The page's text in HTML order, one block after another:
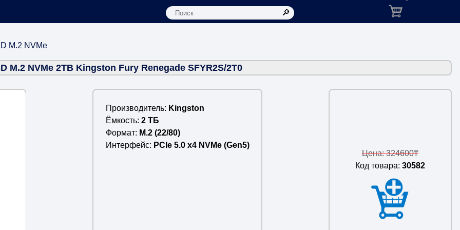
Корзина: товаров в
M.2 NVMe
M.2 NVMe 2TB Kingston Fury Renegade SFYR2S/2T0
Производитель
Kingston
Ёмкость 2 ТБ
Формат
M.2 (22/80)
Интерфейс
PCIe 5.0 x4 NVMe (Gen5)
Цена: 324600₸
Код товара: 30582